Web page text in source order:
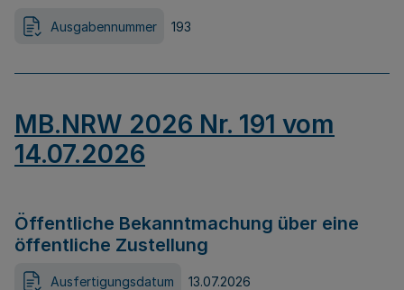
Ausgabennummer 193
MB.NRW 2026 Nr. 191 vom
14.07.2026
Öffentliche Bekanntmachung über eine
öffentliche Zustellung
Ausfertigungsdatum 13.07.2026